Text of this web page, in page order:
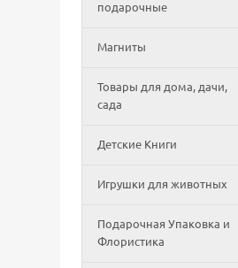
подарочные
Магниты
Товары для дома, дачи,
сада
Детские Книги
Игрушки для животных
Подарочная Упаковка и
Флористика